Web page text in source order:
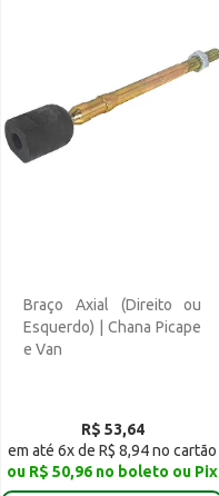
Braço Axial (Direito ou
Esquerdo) | Chana Picape
e Van
R$ 53,64
em até 6x de R$ 8,94 no cartão
ou R$ 50,96 no boleto ou Pix